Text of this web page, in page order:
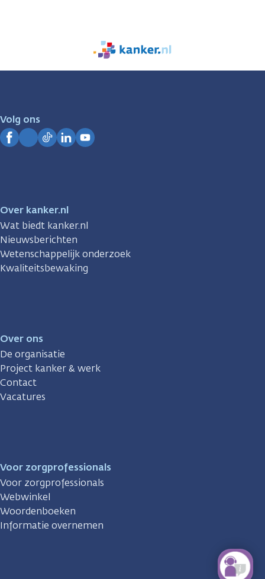
We
zijn
Volg ons
Over kanker.nl
Wat biedt kanker.nl
Nieuwsberichten
Wetenschappelijk onderzoek
Kwaliteitsbewaking
Over ons
De organisatie
Project kanker & werk
Contact
Vacatures
Voor zorgprofessionals
Voor zorgprofessionals
Webwinkel
Woordenboeken
Informatie overnemen